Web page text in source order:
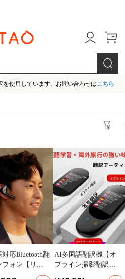
を使用しています、お問い合わせはこちら
対応Bluetooth翻
フォン【リア
ム通話・同時
AI多国語翻訳機【オ
フライン撮影翻訳・
同時通訳・旅行用・